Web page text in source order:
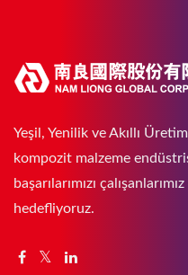
Yeşil, Yenilik ve Akıllı
kompozit malzeme
başarılarımızı
hedefliyoruz.